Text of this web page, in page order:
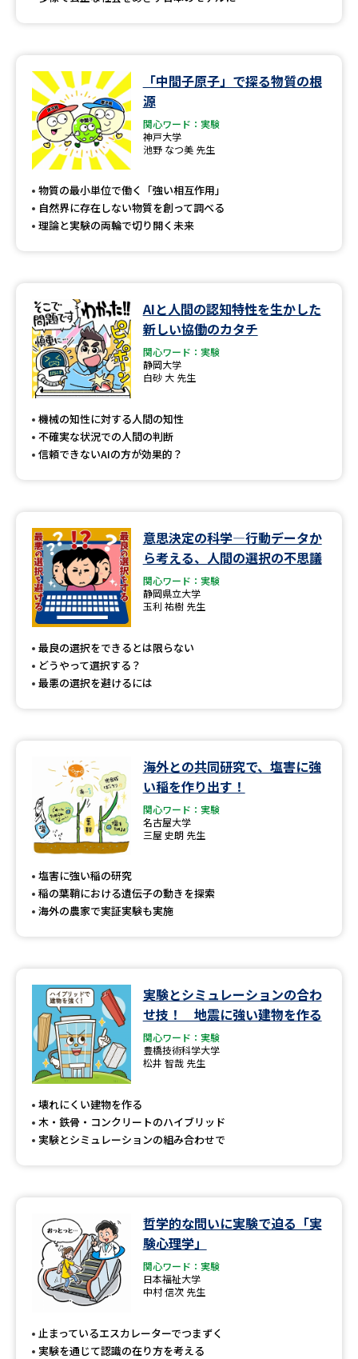
「中間子原子」で探る物質の根
源
関心ワード：実験
神戸大学
池野 なつ美 先生
物質の最小単位で働く「強い相互作用」
自然界に存在しない物質を創って調べる
理論と実験の両輪で切り開く未来
AIと人間の認知特性を生かした
新しい協働のカタチ
関心ワード：実験
静岡大学
白砂 大 先生
機械の知性に対する人間の知性
不確実な状況での人間の判断
信頼できないAIの方が効果的？
意思決定の科学—行動データか
ら考える、人間の選択の不思議
関心ワード：実験
静岡県立大学
玉利 祐樹 先生
最良の選択をできるとは限らない
どうやって選択する？
最悪の選択を避けるには
海外との共同研究で、塩害に強
い稲を作り出す！
関心ワード：実験
名古屋大学
三屋 史朗 先生
塩害に強い稲の研究
稲の葉鞘における遺伝子の動きを探索
海外の農家で実証実験も実施
実験とシミュレーションの合わ
せ技！ 地震に強い建物を作る
関心ワード：実験
豊橋技術科学大学
松井 智哉 先生
壊れにくい建物を作る
木・鉄骨・コンクリートのハイブリッド
実験とシミュレーションの組み合わせで
哲学的な問いに実験で迫る「実
験心理学」
関心ワード：実験
日本福祉大学
中村 信次 先生
止まっているエスカレーターでつまずく
実験を通じて認識の在り方を考える